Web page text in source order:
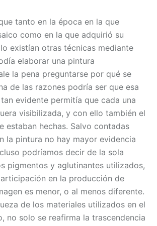
tanto en la época en la que
como en la que adquirió su
existían otras técnicas mediante
elaborar una pintura
la pena preguntarse por qué se
de las razones podría ser que esa
evidente permitía que cada una
visibilizada, y con ello también el
estaban hechas. Salvo contadas
la pintura no hay mayor evidencia
podríamos decir de la sola
pigmentos y aglutinantes utilizados,
en la producción de
es menor, o al menos diferente.
de los materiales utilizados en el
no solo se reafirma la trascendencia